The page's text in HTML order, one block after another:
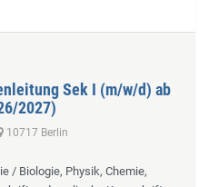
Sek I (m/w/d) ab
2027)
10717 Berlin
/ Biologie, Physik, Chemie,